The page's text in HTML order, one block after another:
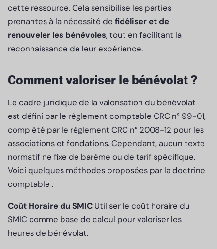
cette ressource. Cela sensibilise les parties
prenantes à la nécessité de fidéliser et de
renouveler les bénévoles, tout en facilitant la
reconnaissance de leur expérience.
Comment valoriser le bénévolat ?
Le cadre juridique de la valorisation du bénévolat
est défini par le règlement comptable CRC n° 99-01,
complété par le règlement CRC n° 2008-12 pour les
associations et fondations. Cependant, aucun texte
normatif ne fixe de barème ou de tarif spécifique.
Voici quelques méthodes proposées par la doctrine
comptable :
Coût Horaire du SMIC Utiliser le coût horaire du
SMIC comme base de calcul pour valoriser les
heures de bénévolat.